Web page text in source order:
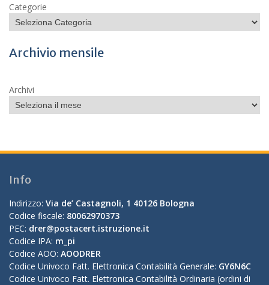
Categorie
Archivio mensile
Archivi
Info
Indirizzo: Via de’ Castagnoli, 1 40126 Bologna
Codice fiscale: 80062970373
PEC: drer@postacert.istruzione.it
Codice IPA: m_pi
Codice AOO: AOODRER
Codice Univoco Fatt. Elettronica Contabilità Generale: GY6N6C
Codice Univoco Fatt. Elettronica Contabilità Ordinaria (ordini di